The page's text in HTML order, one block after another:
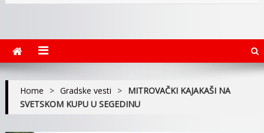
Home > Gradske vesti > MITROVAČKI KAJAKAŠI NA
SVETSKOM KUPU U SEGEDINU